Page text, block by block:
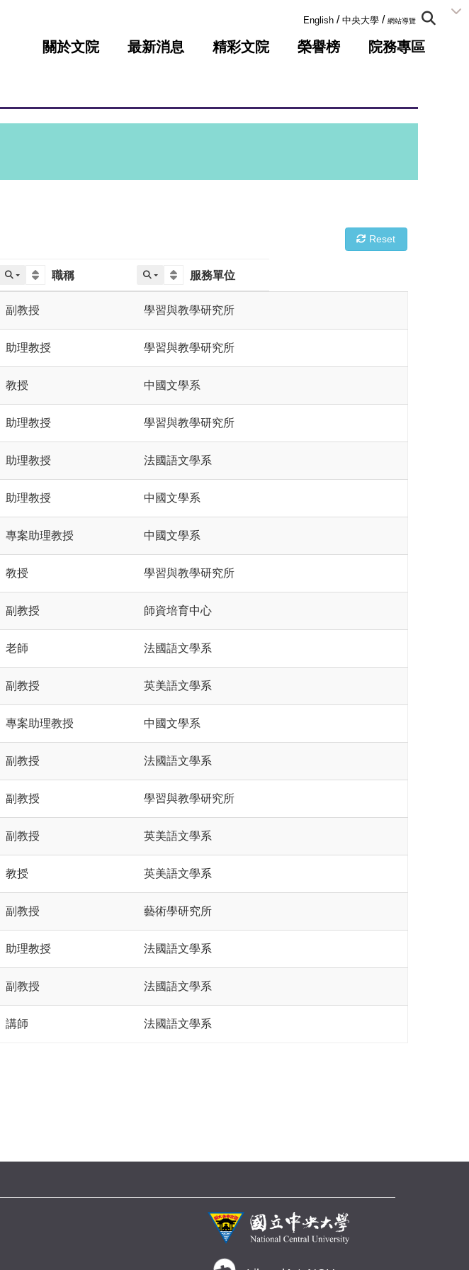
English / 中央大學 / 網站導覽
關於文院 最新消息 精彩文院 榮譽榜 院務專區
Reset
職稱 服務單位
副教授 學習與教學研究所
助理教授 學習與教學研究所
教授 中國文學系
助理教授 學習與教學研究所
助理教授 法國語文學系
助理教授 中國文學系
專案助理教授 中國文學系
教授 學習與教學研究所
副教授 師資培育中心
老師 法國語文學系
副教授 英美語文學系
專案助理教授 中國文學系
副教授 法國語文學系
副教授 學習與教學研究所
副教授 英美語文學系
教授 英美語文學系
副教授 藝術學研究所
助理教授 法國語文學系
副教授 法國語文學系
講師 法國語文學系